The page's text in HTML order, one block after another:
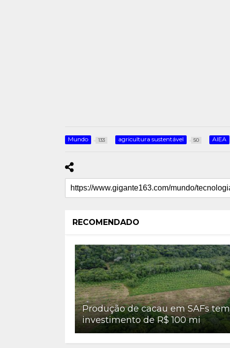
Mundo 133 agricultura sustentável 50 AIEA
RECOMENDADO
Produção de cacau em SAFs tem
investimento de R$ 100 mi